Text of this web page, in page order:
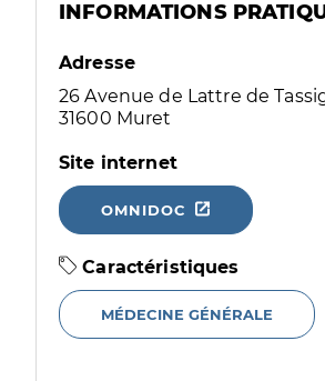
INFORMATIONS
Adresse
26 Avenue de Lattre de
31600 Muret
Site internet
OMNIDOC
Caractéristiques
MÉDECINE GÉNÉRALE